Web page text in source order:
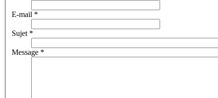
E-mail *
Sujet *
Message *